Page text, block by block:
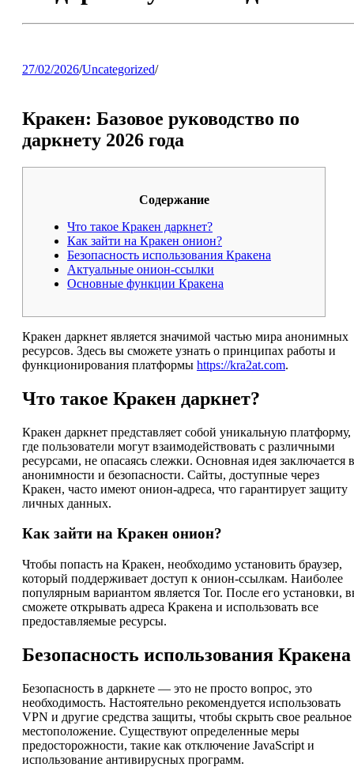
27/02/2026/Uncategorized/
Кракен: Базовое руководство по
даркнету 2026 года
Содержание
Что такое Кракен даркнет?
Как зайти на Кракен онион?
Безопасность использования Кракена
Актуальные онион-ссылки
Основные функции Кракена
Кракен даркнет является значимой частью мира анонимных
ресурсов. Здесь вы сможете узнать о принципах работы и
функционирования платформы https://kra2at.com.
Что такое Кракен даркнет?
Кракен даркнет представляет собой уникальную платформу,
где пользователи могут взаимодействовать с различными
ресурсами, не опасаясь слежки. Основная идея заключается в
анонимности и безопасности. Сайты, доступные через
Кракен, часто имеют онион-адреса, что гарантирует защиту
личных данных.
Как зайти на Кракен онион?
Чтобы попасть на Кракен, необходимо установить браузер,
который поддерживает доступ к онион-ссылкам. Наиболее
популярным вариантом является Tor. После его установки,
сможете открывать адреса Кракена и использовать все
предоставляемые ресурсы.
Безопасность использования Кракена
Безопасность в даркнете — это не просто вопрос, это
необходимость. Настоятельно рекомендуется использовать
VPN и другие средства защиты, чтобы скрыть свое реальное
местоположение. Существуют определенные меры
предосторожности, такие как отключение JavaScript и
использование антивирусных программ.